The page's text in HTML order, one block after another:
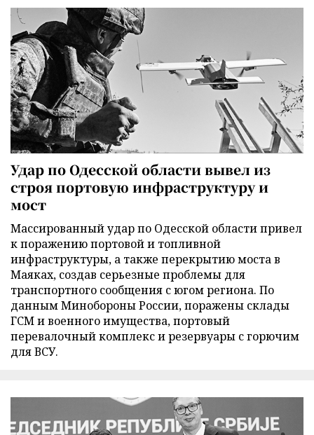
Удар по Одесской области вывел из
строя портовую инфраструктуру и
мост
Массированный удар по Одесской области привел
к поражению портовой и топливной
инфраструктуры, а также перекрытию моста в
Маяках, создав серьезные проблемы для
транспортного сообщения с югом региона. По
данным Минобороны России, поражены склады
ГСМ и военного имущества, портовый
перевалочный комплекс и резервуары с горючим
для ВСУ.